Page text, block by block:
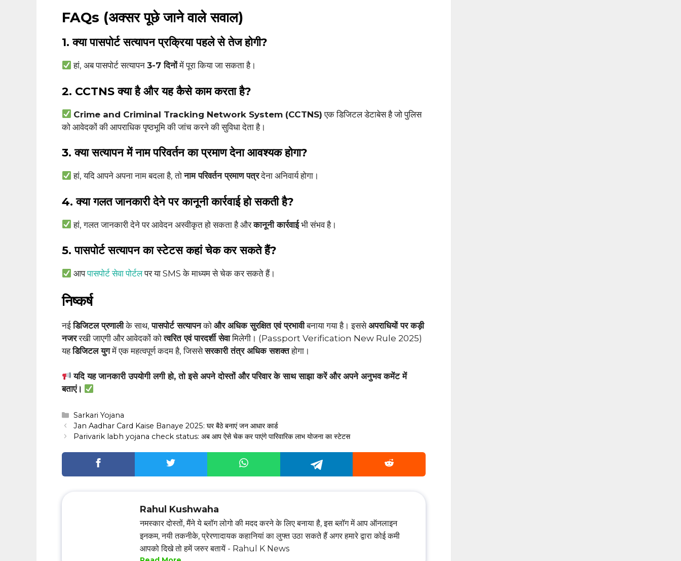
FAQs (अक्सर पूछे जाने वाले सवाल)
1. क्या पासपोर्ट सत्यापन प्रक्रिया पहले से तेज होगी?
हां, अब पासपोर्ट सत्यापन3-7 दिनोंमें पूरा किया जा सकता है।
2. CCTNS क्या है और यह कैसे काम करता है?
Crime and Criminal Tracking Network System (CCTNS) एक डिजिटल डेटाबेस है जो पुलिस
को आवेदकों की आपराधिक पृष्ठभूमि की जांच करने की सुविधा देता है।
3. क्या सत्यापन में नाम परिवर्तन का प्रमाण देना आवश्यक होगा?
हां, यदि आपने अपना नाम बदला है, तोनाम परिवर्तन प्रमाण पत्रदेना अनिवार्य होगा।
4. क्या गलत जानकारी देने पर कानूनी कार्रवाई हो सकती है?
हां, गलत जानकारी देने पर आवेदन अस्वीकृत हो सकता है औरकानूनी कार्रवाईभी संभव है।
5. पासपोर्ट सत्यापन का स्टेटस कहां चेक कर सकते हैं?
आपपासपोर्ट सेवा पोर्टलपर या SMS के माध्यम से चेक कर सकते हैं।
निष्कर्ष
नईडिजिटल प्रणालीके साथ,पासपोर्ट सत्यापनको और अधिक सुरक्षित एवं प्रभावीबनाया गया है। इससेअपराधियों पर कड़ी
नजररखी जाएगी और आवेदकों कोत्वरित एवं पारदर्शी सेवामिलेगी। (Passport Verification New Rule 2025)
यहडिजिटल युगमें एक महत्वपूर्ण कदम है, जिससेसरकारी तंत्र अधिक सशक्तहोगा।
यदि यह जानकारी उपयोगी लगी हो, तो इसे अपने दोस्तों और परिवार के साथ साझा करें और अपने अनुभव कमेंट में
बताएं।
Categories
Sarkari Yojana
Jan Aadhar Card Kaise Banaye 2025: घर बैठे बनाएं जन आधार कार्ड
Parivarik labh yojana check status: अब आप ऐसे चेक कर पाएंगे पारिवारिक लाभ योजना का स्टेटस
Rahul Kushwaha
नमस्कार दोस्तों, मैंने ये ब्लॉग लोगो की मदद करने के लिए बनाया है, इस ब्लॉग में आप ऑनलाइन
इनकम, नयी तकनीके, प्रेरणादायक कहानियां का लुफ्त उठा सकते हैं अगर हमारे द्वारा कोई कमी
आपको दिखे तो हमें जरुर बतायें - Rahul K News